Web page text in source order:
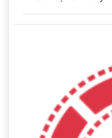
Phường Dương